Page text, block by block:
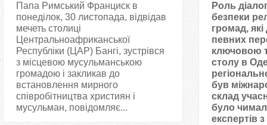
Папа Римський Франциск в
понеділок, 30 листопада, відвідав
мечеть столиці
Центральноафриканської
Республіки (ЦАР) Бангі, зустрівся
з місцевою мусульманською
громадою і закликав до
встановлення мирного
співробітництва християн і
мусульман, повідомляє...
Роль
безпеки
громад,
певних
ключовою
столу в
був
склад
було
експертів